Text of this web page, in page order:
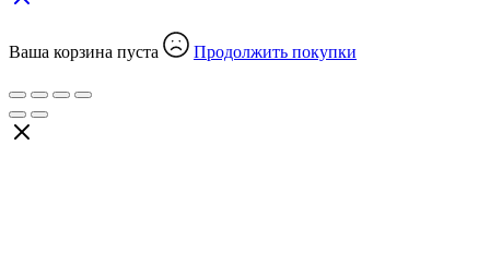
Ваша корзина пуста Продолжить покупки